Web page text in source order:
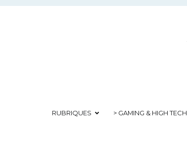
Aller
RUBRIQUES > GAMING & HIGH TECH